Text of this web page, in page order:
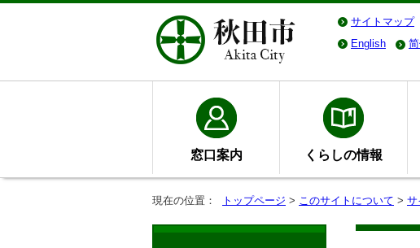
サイトマップ
English
窓口案内 くらしの情報
現在の位置： トップページ > このサイトについて > サ